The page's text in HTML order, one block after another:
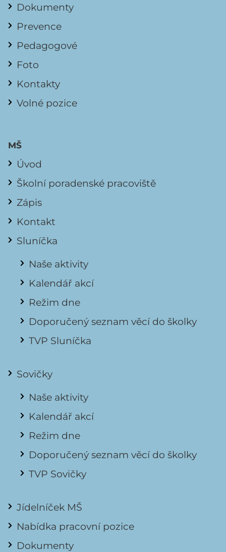
Dokumenty
Prevence
Pedagogové
Foto
Kontakty
Volné pozice
MŠ
Úvod
Školní poradenské pracoviště
Zápis
Kontakt
Sluníčka
Naše aktivity
Kalendář akcí
Režim dne
Doporučený seznam věcí do školky
TVP Sluníčka
Sovičky
Naše aktivity
Kalendář akcí
Režim dne
Doporučený seznam věcí do školky
TVP Sovičky
Jídelníček MŠ
Nabídka pracovní pozice
Dokumenty